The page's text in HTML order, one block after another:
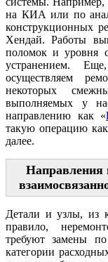
на КИА или по
конструкционных
Хендай. Работы
поломок и уровня
устранением.
осуществляем
некоторых
выполняемых у
направлению как «
такую операцию
далее.
Направления
Детали и узлы, из
правило,
требуют замены
категории